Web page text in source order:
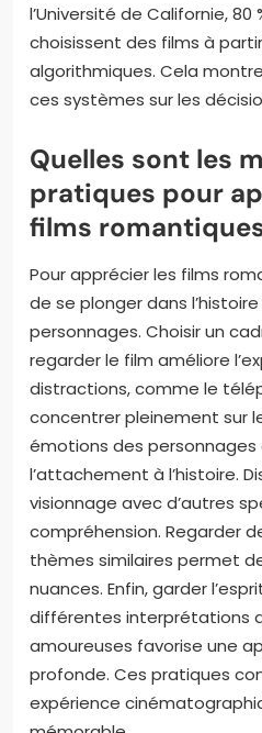
l’Université de Californie, 80
choisissent des films à
algorithmiques. Cela
ces systèmes sur les
Quelles sont les
pratiques pour
films
Pour apprécier les films
de se plonger dans
personnages. Choisir un
regarder le film améliore
distractions, comme le
concentrer pleinement sur
émotions des
l’attachement à l’histoire.
visionnage avec d’autres
compréhension. Regarder
thèmes similaires permet
nuances. Enfin, garder
différentes interprétations
amoureuses favorise une
profonde. Ces pratiques
expérience